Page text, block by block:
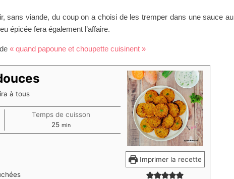
sans viande, du coup on a choisi de les tremper dans une sauce au
épicée fera également l’affaire.
« quand papoune et choupette cuisinent »
Imprimer la recette
à tous
Temps de cuisson
25minutes
min